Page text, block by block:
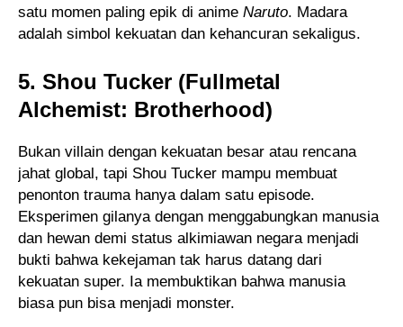
satu momen paling epik di anime Naruto. Madara
adalah simbol kekuatan dan kehancuran sekaligus.
5. Shou Tucker (Fullmetal
Alchemist: Brotherhood)
Bukan villain dengan kekuatan besar atau rencana
jahat global, tapi Shou Tucker mampu membuat
penonton trauma hanya dalam satu episode.
Eksperimen gilanya dengan menggabungkan manusia
dan hewan demi status alkimiawan negara menjadi
bukti bahwa kekejaman tak harus datang dari
kekuatan super. Ia membuktikan bahwa manusia
biasa pun bisa menjadi monster.